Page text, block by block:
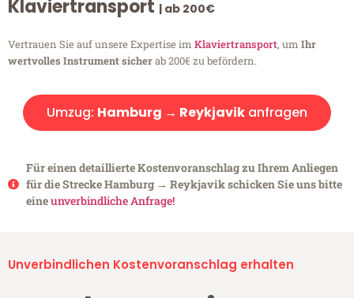
Klaviertransport | ab 200€
Vertrauen Sie auf unsere Expertise im Klaviertransport, um Ihr
wertvolles Instrument sicherab 200€ zu befördern.
Umzug: Hamburg → Reykjavik anfragen
Für einen detaillierte Kostenvoranschlag zu Ihrem Anliegen
für die Strecke Hamburg → Reykjavik schicken Sie uns bitte
eineunverbindliche Anfrage!
Unverbindlichen Kostenvoranschlag erhalten